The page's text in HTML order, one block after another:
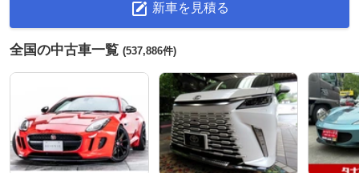
新車を見積る
全国の中古車一覧 (537,886件)